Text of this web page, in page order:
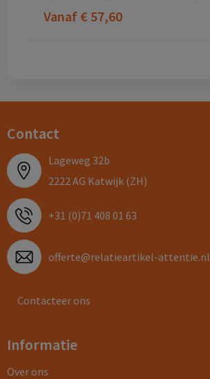
Vanaf € 57,60
Contact
Lageweg 32b
2222 AG Katwijk (ZH)
+31 (0)71 408 01 63
offerte@relatieartikel-attentie.nl
Contacteer ons
Informatie
Over ons